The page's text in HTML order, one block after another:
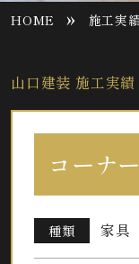
HOME » 施工実
山口建装 施工実
コーナ
種類 家具